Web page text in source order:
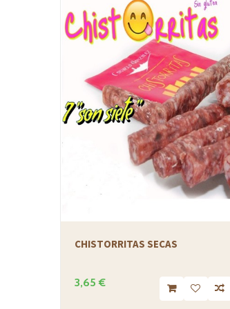
CHISTORRITAS SECAS
3,65 €